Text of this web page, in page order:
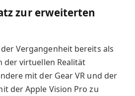
zur erweiterten
Vergangenheit bereits als
der virtuellen Realität
mit der Gear VR und der
der Apple Vision Pro zu